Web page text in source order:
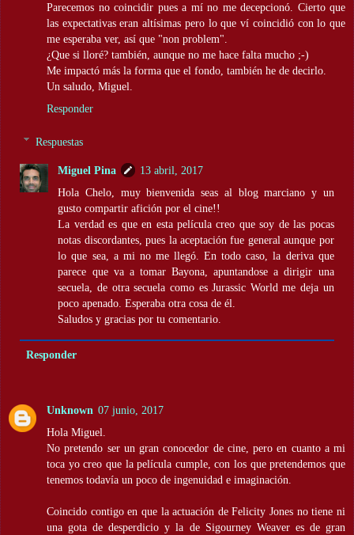
Parecemos no coincidir pues a mí no me decepcionó. Cierto que
las expectativas eran altísimas pero lo que ví coincidió con lo que
me esperaba ver, así que "non problem".
¿Que si lloré? también, aunque no me hace falta mucho ;-)
Me impactó más la forma que el fondo, también he de decirlo.
Un saludo, Miguel.
Responder
Respuestas
Miguel Pina
13 abril, 2017
Hola Chelo, muy bienvenida seas al blog marciano y un
gusto compartir afición por el cine!!
La verdad es que en esta película creo que soy de las pocas
notas discordantes, pues la aceptación fue general aunque por
lo que sea, a mi no me llegó. En todo caso, la deriva que
parece que va a tomar Bayona, apuntandose a dirigir una
secuela, de otra secuela como es Jurassic World me deja un
poco apenado. Esperaba otra cosa de él.
Saludos y gracias por tu comentario.
Responder
Unknown 07 junio, 2017
Hola Miguel.
No pretendo ser un gran conocedor de cine, pero en cuanto a mi
toca yo creo que la película cumple, con los que pretendemos que
tenemos todavía un poco de ingenuidad e imaginación.
Coincido contigo en que la actuación de Felicity Jones no tiene ni
una gota de desperdicio y la de Sigourney Weaver es de gran